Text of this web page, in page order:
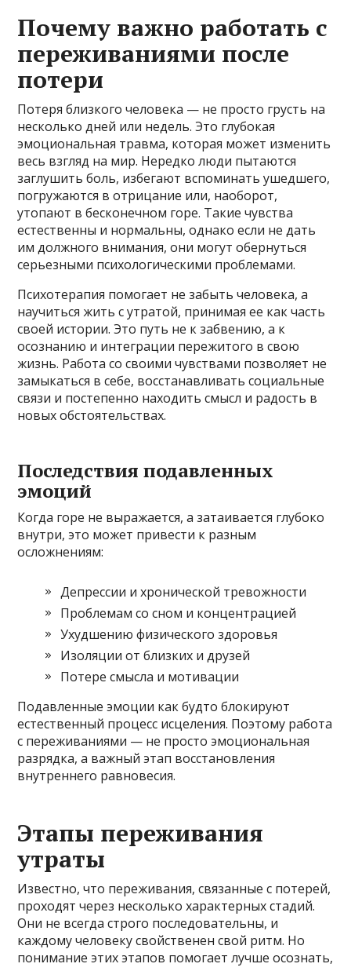
Почему важно работать с
переживаниями после
потери
Потеря близкого человека — не просто грусть на
несколько дней или недель. Это глубокая
эмоциональная травма, которая может изменить
весь взгляд на мир. Нередко люди пытаются
заглушить боль, избегают вспоминать ушедшего,
погружаются в отрицание или, наоборот,
утопают в бесконечном горе. Такие чувства
естественны и нормальны, однако если не дать
им должного внимания, они могут обернуться
серьезными психологическими проблемами.
Психотерапия помогает не забыть человека, а
научиться жить с утратой, принимая ее как часть
своей истории. Это путь не к забвению, а к
осознанию и интеграции пережитого в свою
жизнь. Работа со своими чувствами позволяет не
замыкаться в себе, восстанавливать социальные
связи и постепенно находить смысл и радость в
новых обстоятельствах.
Последствия подавленных
эмоций
Когда горе не выражается, а затаивается глубоко
внутри, это может привести к разным
осложнениям:
Депрессии и хронической тревожности
Проблемам со сном и концентрацией
Ухудшению физического здоровья
Изоляции от близких и друзей
Потере смысла и мотивации
Подавленные эмоции как будто блокируют
естественный процесс исцеления. Поэтому работа
с переживаниями — не просто эмоциональная
разрядка, а важный этап восстановления
внутреннего равновесия.
Этапы переживания
утраты
Известно, что переживания, связанные с потерей,
проходят через несколько характерных стадий.
Они не всегда строго последовательны, и
каждому человеку свойственен свой ритм. Но
понимание этих этапов помогает лучше осознать,